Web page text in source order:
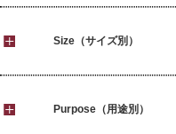
Size（サイズ別）
Purpose（用途別）